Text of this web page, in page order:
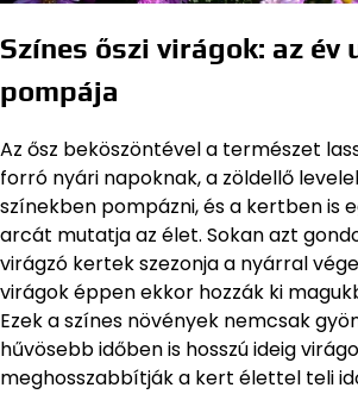
Színes őszi virágok: az év
pompája
Az ősz beköszöntével a természet
forró nyári napoknak, a zöldellő
színekben pompázni, és a kertben is
arcát mutatja az élet. Sokan azt
virágzó kertek szezonja a nyárral
virágok éppen ekkor hozzák ki
Ezek a színes növények nemcsak
hűvösebb időben is hosszú ideig
meghosszabbítják a kert élettel teli